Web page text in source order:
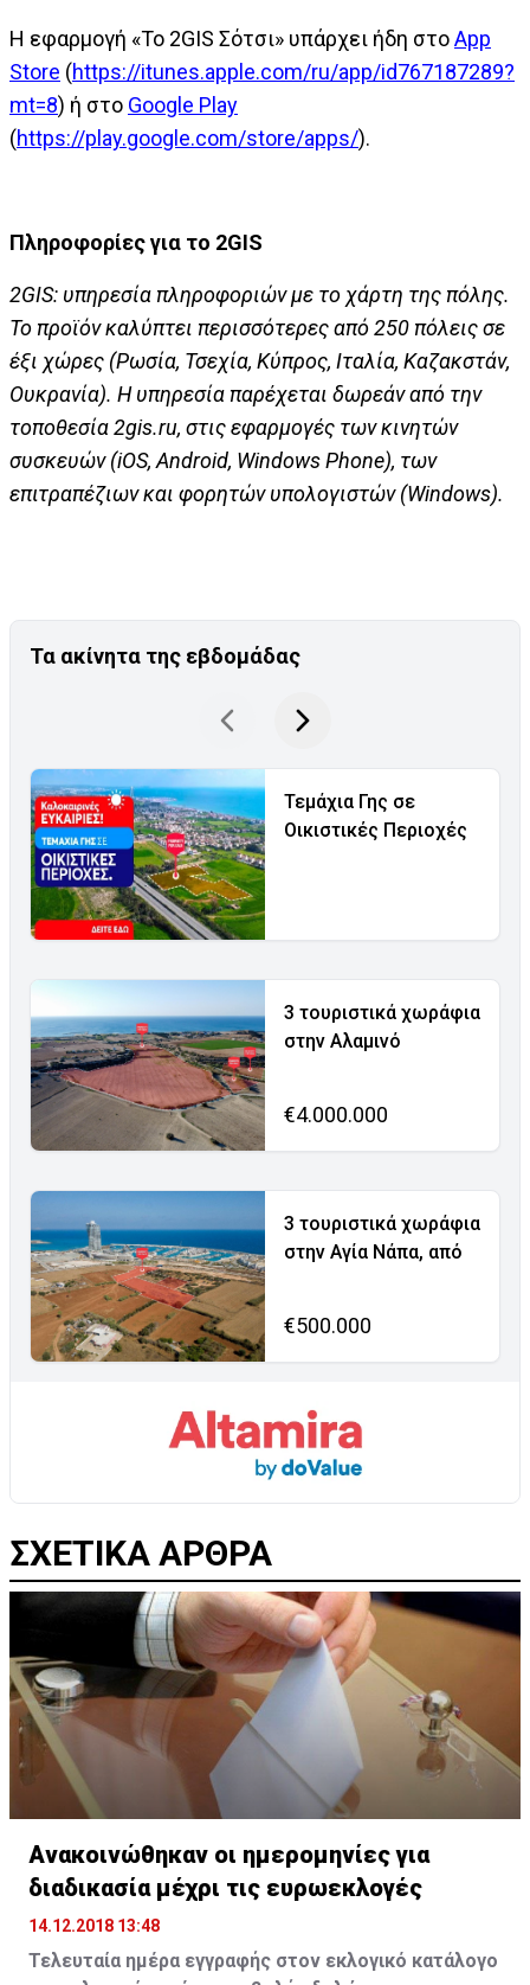
Η εφαρμογή «Το 2GIS Σότσι» υπάρχει ήδη στοApp
Store (https://itunes.apple.com/ru/app/id767187289?
mt=8) ή στο Google Play
(https://play.google.com/store/apps/).
Πληροφορίες για το 2GIS
2GIS: υπηρεσία πληροφοριών με το χάρτη της πόλης.
Το προϊόν καλύπτει περισσότερες από 250 πόλεις σε
έξι χώρες (Ρωσία, Τσεχία, Κύπρος, Ιταλία, Καζακστάν,
Ουκρανία). Η υπηρεσία παρέχεται δωρεάν από την
τοποθεσία 2gis.ru, στις εφαρμογές των κινητών
συσκευών (iOS, Android, WindowsPhone), των
επιτραπέζιων και φορητών υπολογιστών (Windows).
Τα ακίνητα της εβδομάδας
Τεμάχια Γης σε
Οικιστικές Περιοχές
3 τουριστικά χωράφια
στην Αλαμινό
€4.000.000
3 τουριστικά χωράφια
στην Αγία Νάπα, από
€500.000
ΣΧΕΤΙΚΑ ΑΡΘΡΑ
Ανακοινώθηκαν οι ημερομηνίες για
διαδικασία μέχρι τις ευρωεκλογές
14.12.2018 13:48
Τελευταία ημέρα εγγραφής στον εκλογικό κατάλογο